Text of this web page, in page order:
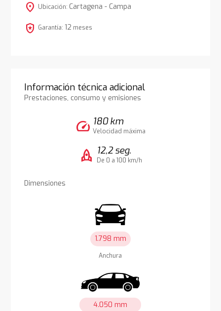
location_on Ubicación: Cartagena - Campa
local_police Garantía: 12 meses
Información técnica adicional
Prestaciones, consumo y emisiones
speed 180 km
Velocidad máxima
rocket 12,2 seg.
De 0 a 100 km/h
Dimensiones
1.798 mm
Anchura
4.050 mm